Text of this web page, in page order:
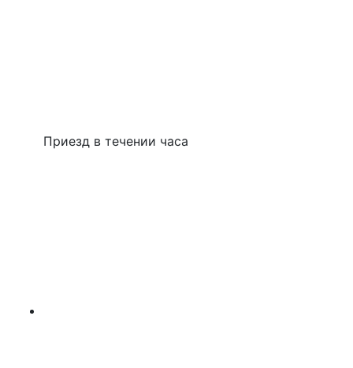
Приезд в течении часа